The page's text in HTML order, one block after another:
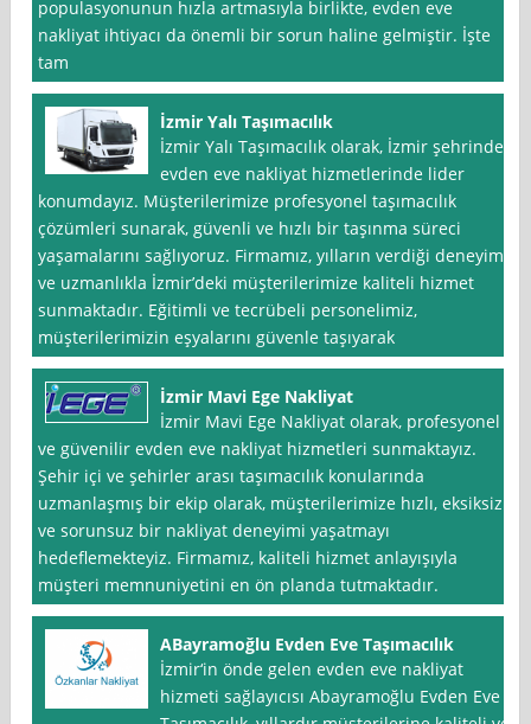
populasyonunun hızla artmasıyla birlikte, evden eve
nakliyat ihtiyacı da önemli bir sorun haline gelmiştir. İşte
tam
İzmir Yalı Taşımacılık
İzmir Yalı Taşımacılık olarak, İzmir şehrinde
evden eve nakliyat hizmetlerinde lider
konumdayız. Müşterilerimize profesyonel taşımacılık
çözümleri sunarak, güvenli ve hızlı bir taşınma süreci
yaşamalarını sağlıyoruz. Firmamız, yılların verdiği deneyim
ve uzmanlıkla İzmir’deki müşterilerimize kaliteli hizmet
sunmaktadır. Eğitimli ve tecrübeli personelimiz,
müşterilerimizin eşyalarını güvenle taşıyarak
İzmir Mavi Ege Nakliyat
İzmir Mavi Ege Nakliyat olarak, profesyonel
ve güvenilir evden eve nakliyat hizmetleri sunmaktayız.
Şehir içi ve şehirler arası taşımacılık konularında
uzmanlaşmış bir ekip olarak, müşterilerimize hızlı, eksiksiz
ve sorunsuz bir nakliyat deneyimi yaşatmayı
hedeflemekteyiz. Firmamız, kaliteli hizmet anlayışıyla
müşteri memnuniyetini en ön planda tutmaktadır.
ABayramoğlu Evden Eve Taşımacılık
İzmir‘in önde gelen evden eve nakliyat
hizmeti sağlayıcısı Abayramoğlu Evden Eve